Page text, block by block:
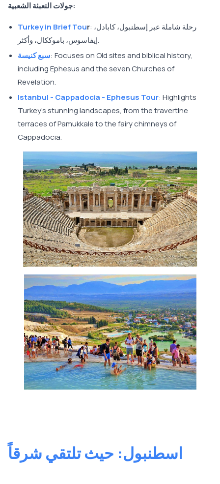
جولات التعبئة الشعبية:
Turkey in Brief Tour: رحلة شاملة عبر إسطنبول، كابادل،
إيفاسوس، باموككال، وأكثر.
سبع كنيسة: Focuses on Old sites and biblical history,
including Ephesus and the seven Churches of
Revelation.
Istanbul - Cappadocia - Ephesus Tour: Highlights
Turkey’s stunning landscapes, from the travertine
terraces of Pamukkale to the fairy chimneys of
Cappadocia.
اسطنبول: حيث تلتقي شرقاً